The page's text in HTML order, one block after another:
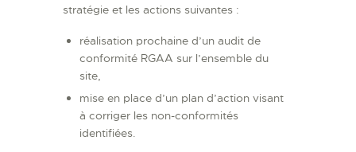
stratégie et les actions suivantes :
réalisation prochaine d’un audit de
conformité RGAA sur l’ensemble du
site,
mise en place d’un plan d’action visant
à corriger les non-conformités
identifiées.